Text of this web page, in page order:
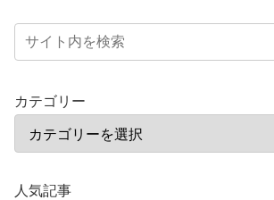
カテゴリー
人気記事